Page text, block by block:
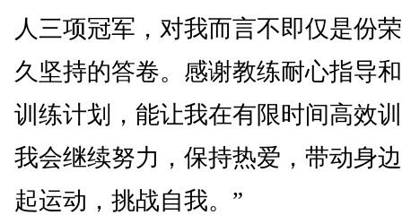
人三项冠军，对我而言不即仅是份
久坚持的答卷。感谢教练耐心指导
训练计划，能让我在有限时间高效
我会继续努力，保持热爱，带动身
起运动，挑战自我。”